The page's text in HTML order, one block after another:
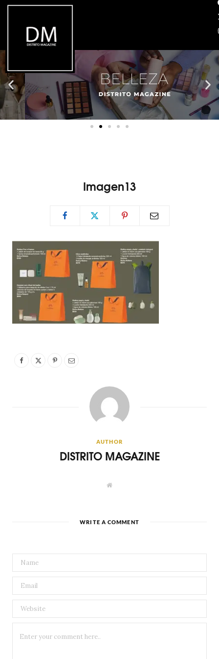
Imagen13
AUTHOR
DISTRITO MAGAZINE
W
e
WRITE A COMMENT